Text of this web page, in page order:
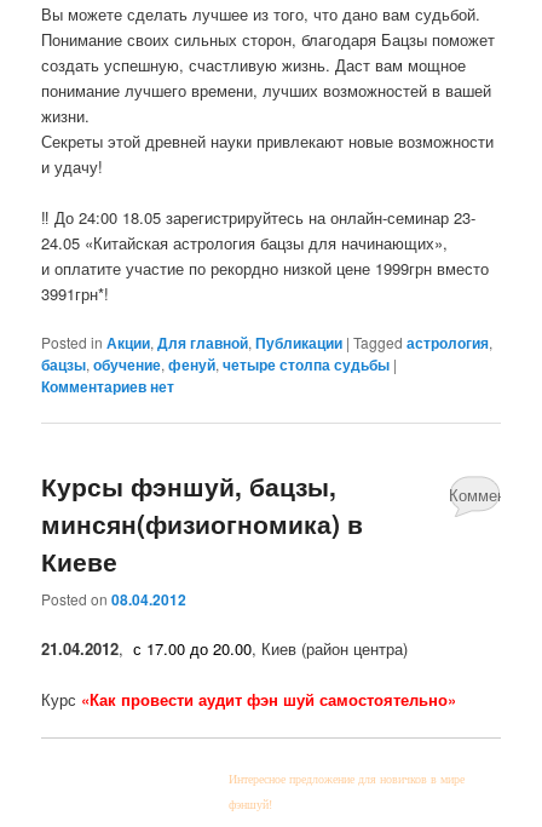
Вы можете сделать лучшее из того, что дано вам судьбой.
Понимание своих сильных сторон, благодаря Бацзы поможет
создать успешную, счастливую жизнь. Даст вам мощное
понимание лучшего времени, лучших возможностей в вашей
жизни.
Секреты этой древней науки привлекают новые возможности
и удачу!
‼ До 24:00 18.05 зарегистрируйтесь на онлайн-семинар 23-
24.05 «Китайская астрология бацзы для начинающих»,
и оплатите участие по рекордно низкой цене 1999грн вместо
3991грн*!
Posted in Акции,Для главной,Публикации |Tagged астрология,
бацзы,обучение,фенуй,четыре столпа судьбы |
Комментариев нет
Курсы фэншуй, бацзы,
минсян(физиогномика) в
Киеве
Posted on08.04.2012
21.04.2012,с 17.00 до 20.00, Киев (район центра)
Курс «Как провести аудит фэн шуй самостоятельно»
Интересное предложение для новичков в мире
фэншуй!